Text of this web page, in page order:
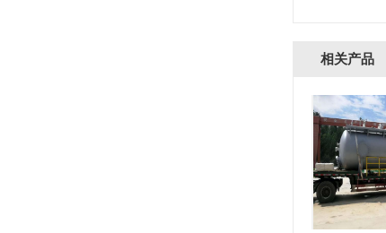
相关产品